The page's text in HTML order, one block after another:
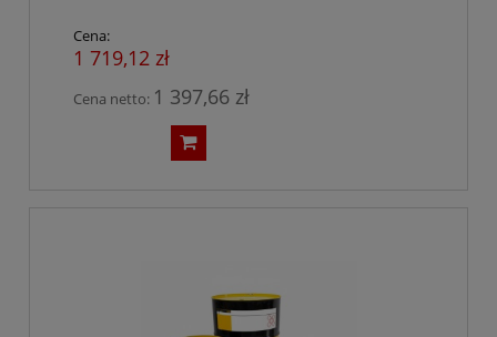
Cena:
1 719,12 zł
Cena netto: 1 397,66 zł